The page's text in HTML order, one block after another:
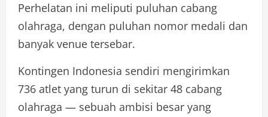
Perhelatan ini meliputi puluhan cabang
olahraga, dengan puluhan nomor medali dan
banyak venue tersebar.
Kontingen Indonesia sendiri mengirimkan
736 atlet yang turun di sekitar 48 cabang
olahraga — sebuah ambisi besar yang